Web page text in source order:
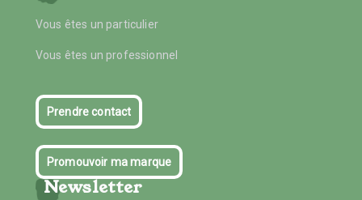
Vous êtes un particulier
Vous êtes un professionnel
Prendre contact
Promouvoir ma marque
Newsletter